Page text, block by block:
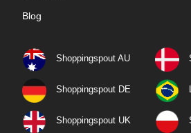
Blog
Shoppingspout AU
Shoppingspout DE
Shoppingspout UK